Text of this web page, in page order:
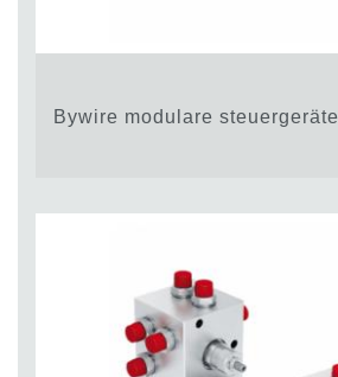
Bywire modulare steuergeräte